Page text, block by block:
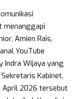
menanggapi
Amien Rais,
YouTube
Indra Wijaya yang
Kabinet.
April 2026 tersebut